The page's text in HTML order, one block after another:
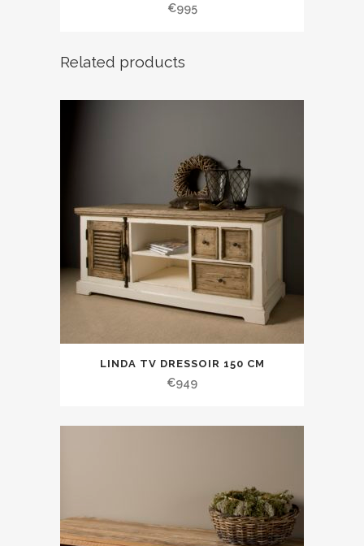
€995
Related products
LINDA TV DRESSOIR 150 CM
€949